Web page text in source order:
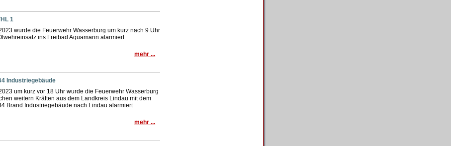
1
wurde die Feuerwehr Wasserburg um kurz nach 9 Uhr
ins Freibad Aquamarin alarmiert
mehr ...
Industriegebäude
um kurz vor 18 Uhr wurde die Feuerwehr Wasserburg
weitern Kräften aus dem Landkreis Lindau mit dem
Brand Industriegebäude nach Lindau alarmiert
mehr ...